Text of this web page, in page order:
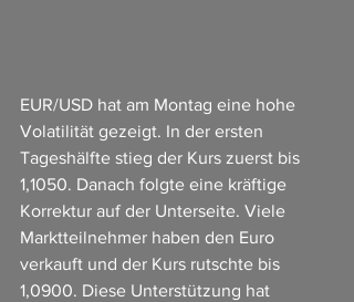
EUR/USD hat am Montag eine hohe
Volatilität gezeigt. In der ersten
Tageshälfte stieg der Kurs zuerst bis
1,1050. Danach folgte eine kräftige
Korrektur auf der Unterseite. Viele
Marktteilnehmer haben den Euro
verkauft und der Kurs rutschte bis
1,0900. Diese Unterstützung hat